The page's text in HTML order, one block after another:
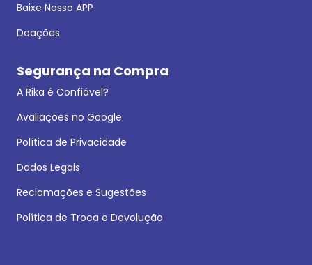
Baixe Nosso APP
Doações
Segurança na Compra
A Rika é Confiável?
Avaliações no Google
Política de Privacidade
Dados Legais
Reclamações e Sugestões
Política de Troca e Devolução